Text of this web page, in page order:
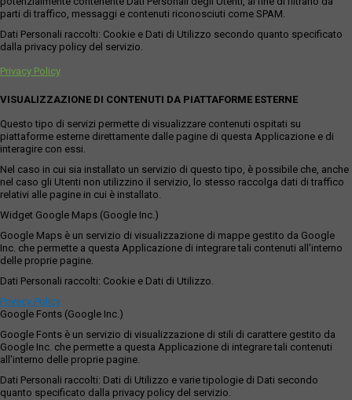
parti di traffico, messaggi e contenuti riconosciuti come SPAM.
Dati Personali raccolti: Cookie e Dati di Utilizzo secondo quanto specificato
dalla privacy policy del servizio.
Privacy Policy
VISUALIZZAZIONE DI CONTENUTI DA PIATTAFORME ESTERNE
Questo tipo di servizi permette di visualizzare contenuti ospitati su
piattaforme esterne direttamente dalle pagine di questa Applicazione e di
interagire con essi.
Nel caso in cui sia installato un servizio di questo tipo, è possibile che, anche
nel caso gli Utenti non utilizzino il servizio, lo stesso raccolga dati di traffico
relativi alle pagine in cui è installato.
Widget Google Maps (Google Inc.)
Google Maps è un servizio di visualizzazione di mappe gestito da Google
Inc. che permette a questa Applicazione di integrare tali contenuti all'interno
delle proprie pagine.
Dati Personali raccolti: Cookie e Dati di Utilizzo.
Privacy Policy
Google Fonts (Google Inc.)
Google Fonts è un servizio di visualizzazione di stili di carattere gestito da
Google Inc. che permette a questa Applicazione di integrare tali contenuti
all'interno delle proprie pagine.
Dati Personali raccolti: Dati di Utilizzo e varie tipologie di Dati secondo
quanto specificato dalla privacy policy del servizio.